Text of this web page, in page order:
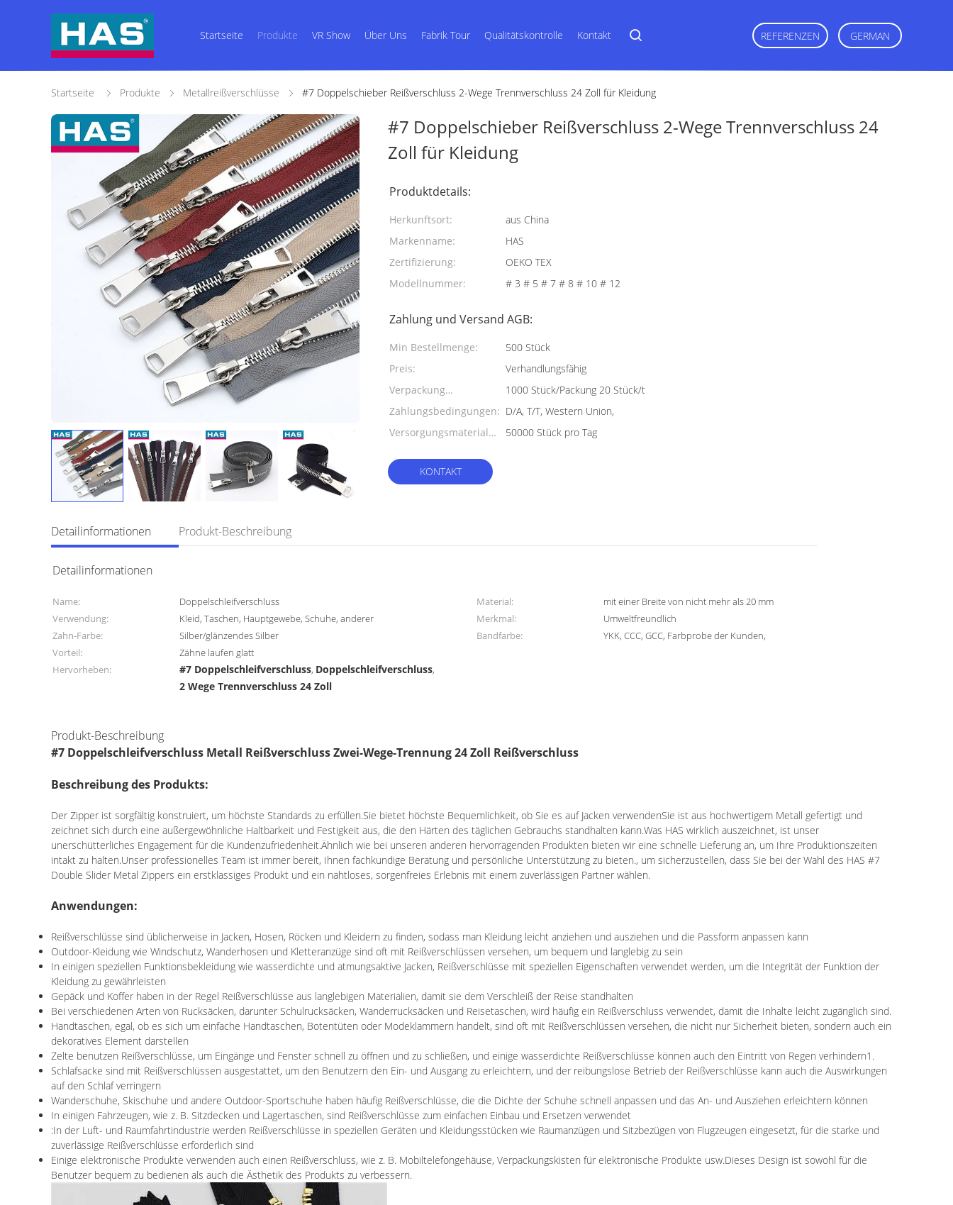
Startseite Produkte VR Show Über Uns Fabrik Tour Qualitätskontrolle Kontakt REFERENZEN GERMAN
Startseite Produkte Metallreißverschlüsse #7 Doppelschieber Reißverschluss 2-Wege Trennverschluss 24 Zoll für Kleidung
#7 Doppelschieber Reißverschluss 2-Wege Trennverschluss 24
Zoll für Kleidung
Produktdetails:
Herkunftsort:
aus China
Markenname:
HAS
Zertifizierung:
OEKO TEX
Modellnummer:
# 3 # 5 # 7 # 8 # 10 # 12
Zahlung und Versand AGB:
Min Bestellmenge:
500 Stück
Preis:
Verhandlungsfähig
Verpackung
Informationen:
1000 Stück/Packung 20 Stück/t
Zahlungsbedingungen: D/A, T/T, Western Union,
Versorgungsmaterial-
50000 Stück pro Tag
KONTAKT
Detailinformationen Produkt-Beschreibung
Detailinformationen
Name: Doppelschleifverschluss Material:
mit einer Breite von nicht mehr als 20 mm
Verwendung:
Kleid, Taschen, Hauptgewebe, Schuhe, anderer Merkmal:
Umweltfreundlich
Zahn-Farbe:
Silber/glänzendes Silber Bandfarbe:
YKK, CCC, GCC, Farbprobe der Kunden,
Vorteil:
Zähne laufen glatt
Hervorheben:
#7 Doppelschleifverschluss, Doppelschleifverschluss,
2 Wege Trennverschluss 24 Zoll
Produkt-Beschreibung
#7 Doppelschleifverschluss Metall Reißverschluss Zwei-Wege-Trennung 24 Zoll Reißverschluss
Beschreibung des Produkts:
Der Zipper ist sorgfältig konstruiert, um höchste Standards zu erfüllen.Sie bietet höchste Bequemlichkeit, ob Sie es auf Jacken verwendenSie ist aus hochwertigem Metall gefertigt und
zeichnet sich durch eine außergewöhnliche Haltbarkeit und Festigkeit aus, die den Härten des täglichen Gebrauchs standhalten kann.Was HAS wirklich auszeichnet, ist unser
unerschütterliches Engagement für die Kundenzufriedenheit.Ähnlich wie bei unseren anderen hervorragenden Produkten bieten wir eine schnelle Lieferung an, um Ihre Produktionszeiten
intakt zu halten.Unser professionelles Team ist immer bereit, Ihnen fachkundige Beratung und persönliche Unterstützung zu bieten., um sicherzustellen, dass Sie bei der Wahl des HAS #7
Double Slider Metal Zippers ein erstklassiges Produkt und ein nahtloses, sorgenfreies Erlebnis mit einem zuverlässigen Partner wählen.
Anwendungen:
Reißverschlüsse sind üblicherweise in Jacken, Hosen, Röcken und Kleidern zu finden, sodass man Kleidung leicht anziehen und ausziehen und die Passform anpassen kann
Outdoor-Kleidung wie Windschutz, Wanderhosen und Kletteranzüge sind oft mit Reißverschlüssen versehen, um bequem und langlebig zu sein
In einigen speziellen Funktionsbekleidung wie wasserdichte und atmungsaktive Jacken, Reißverschlüsse mit speziellen Eigenschaften verwendet werden, um die Integrität der Funktion der
Kleidung zu gewährleisten
Gepäck und Koffer haben in der Regel Reißverschlüsse aus langlebigen Materialien, damit sie dem Verschleiß der Reise standhalten
Bei verschiedenen Arten von Rucksäcken, darunter Schulrucksäcken, Wanderrucksäcken und Reisetaschen, wird häufig ein Reißverschluss verwendet, damit die Inhalte leicht zugänglich sind.
Handtaschen, egal, ob es sich um einfache Handtaschen, Botentüten oder Modeklammern handelt, sind oft mit Reißverschlüssen versehen, die nicht nur Sicherheit bieten, sondern auch ein
dekoratives Element darstellen
Zelte benutzen Reißverschlüsse, um Eingänge und Fenster schnell zu öffnen und zu schließen, und einige wasserdichte Reißverschlüsse können auch den Eintritt von Regen verhindern1.
Schlafsacke sind mit Reißverschlüssen ausgestattet, um den Benutzern den Ein- und Ausgang zu erleichtern, und der reibungslose Betrieb der Reißverschlüsse kann auch die Auswirkungen
auf den Schlaf verringern
Wanderschuhe, Skischuhe und andere Outdoor-Sportschuhe haben häufig Reißverschlüsse, die die Dichte der Schuhe schnell anpassen und das An- und Ausziehen erleichtern können
In einigen Fahrzeugen, wie z. B. Sitzdecken und Lagertaschen, sind Reißverschlüsse zum einfachen Einbau und Ersetzen verwendet
:In der Luft- und Raumfahrtindustrie werden Reißverschlüsse in speziellen Geräten und Kleidungsstücken wie Raumanzügen und Sitzbezügen von Flugzeugen eingesetzt, für die starke und
zuverlässige Reißverschlüsse erforderlich sind
Einige elektronische Produkte verwenden auch einen Reißverschluss, wie z. B. Mobiltelefongehäuse, Verpackungskisten für elektronische Produkte usw.Dieses Design ist sowohl für die
Benutzer bequem zu bedienen als auch die Ästhetik des Produkts zu verbessern.